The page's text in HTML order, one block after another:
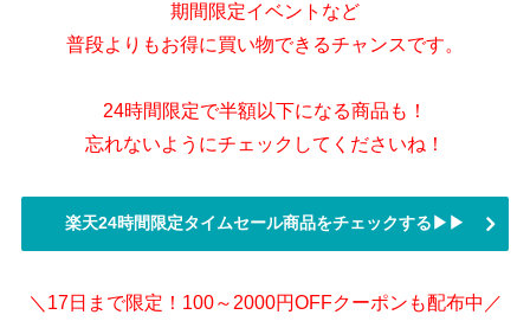
期間限定イベントなど
普段よりもお得に買い物できるチャンスです。
24時間限定で半額以下になる商品も！
忘れないようにチェックしてくださいね！
楽天24時間限定タイムセール商品をチェックする▶▶
＼17日まで限定！100～2000円OFFクーポンも配布中／